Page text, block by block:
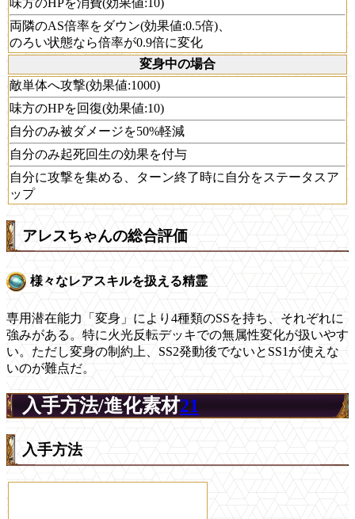
両隣のAS倍率をダウン(効果値:0.5倍)、
のろい状態なら倍率が0.9倍に変化
変身中の場合
敵単体へ攻撃(効果値:1000)
味方のHPを回復(効果値:10)
自分のみ被ダメージを50%軽減
自分のみ起死回生の効果を付与
自分に攻撃を集める、ターン終了時に自分をステータスア
ップ
アレスちゃんの総合評価
様々なレアスキルを扱える精霊
専用潜在能力「変身」により4種類のSSを持ち、それぞれに
強みがある。特に火光反転デッキでの無属性変化が扱いやす
い。ただし変身の制約上、SS2発動後でないとSS1が使えな
いのが難点だ。
入手方法/進化素材21
入手方法